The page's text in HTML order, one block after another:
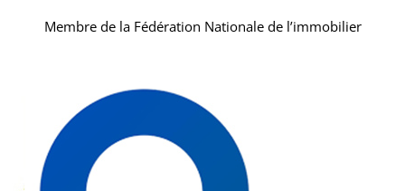
Membre de la Fédération Nationale de l’immobilier